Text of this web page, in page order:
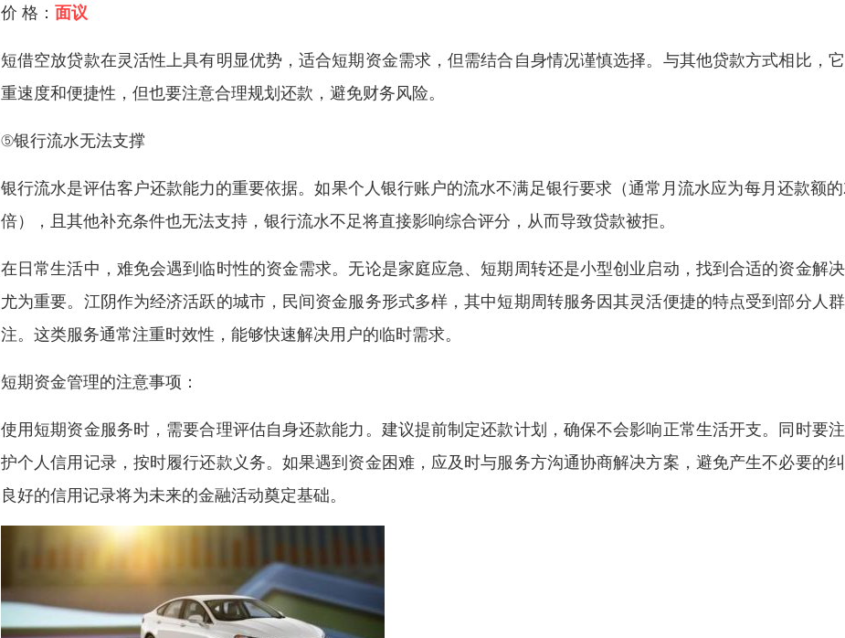
价 格： 面议
短借空放贷款在灵活性上具有明显优势，适合短期资金需求，但需结合自身情况谨慎选择。与其他贷款方式相比，
重速度和便捷性，但也要注意合理规划还款，避免财务风险。
⑤银行流水无法支撑
银行流水是评估客户还款能力的重要依据。如果个人银行账户的流水不满足银行要求（通常月流水应为每月还款额
倍），且其他补充条件也无法支持，银行流水不足将直接影响综合评分，从而导致贷款被拒。
在日常生活中，难免会遇到临时性的资金需求。无论是家庭应急、短期周转还是小型创业启动，找到合适的资金解
尤为重要。江阴作为经济活跃的城市，民间资金服务形式多样，其中短期周转服务因其灵活便捷的特点受到部分人
注。这类服务通常注重时效性，能够快速解决用户的临时需求。
短期资金管理的注意事项：
使用短期资金服务时，需要合理评估自身还款能力。建议提前制定还款计划，确保不会影响正常生活开支。同时要
护个人信用记录，按时履行还款义务。如果遇到资金困难，应及时与服务方沟通协商解决方案，避免产生不必要的
良好的信用记录将为未来的金融活动奠定基础。